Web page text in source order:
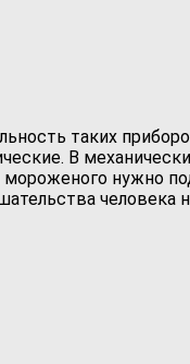
таких
В
нужно
человека